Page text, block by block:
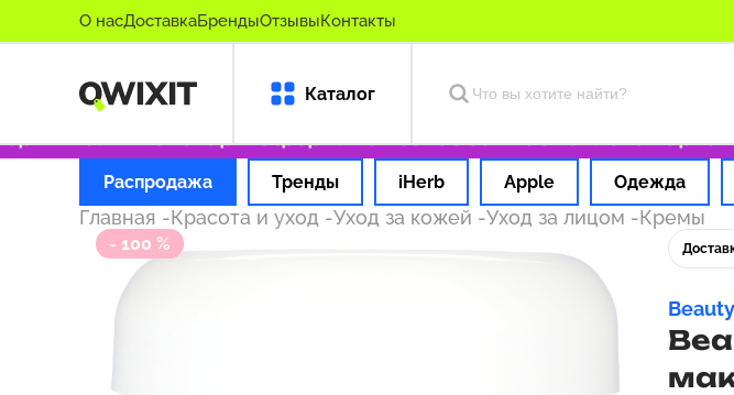
О насДоставкаБрендыОтзывыКонтакты
Каталог
товары Оформляем заказ за 1 час Оплата картой РФ
Распродажа Тренды iHerb Apple Одежда
Главная -Красота и уход -Уход за кожей -Уход за лицом -Кремы
- 100 %